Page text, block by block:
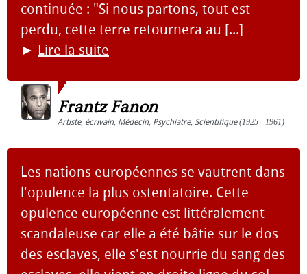
continuée : "Si nous partons, tout est
perdu, cette terre retournera au [...]
► Lire la suite
Frantz Fanon
Artiste, écrivain, Médecin, Psychiatre, Scientifique(1925 - 1961)
Les nations européennes se vautrent dans
l'opulence la plus ostentatoire. Cette
opulence européenne est littéralement
scandaleuse car elle a été bâtie sur le dos
des esclaves, elle s'est nourrie du sang des